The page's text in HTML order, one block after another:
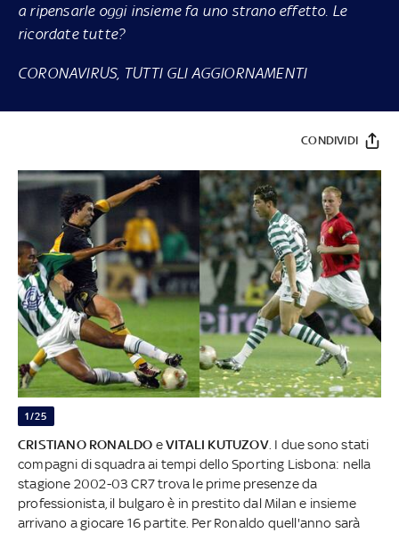
a ripensarle oggi insieme fa uno strano effetto. Le
ricordate tutte?
CORONAVIRUS, TUTTI GLI AGGIORNAMENTI
CONDIVIDI
1/25
CRISTIANO RONALDO eVITALI KUTUZOV. I due sono stati
compagni di squadra ai tempi dello Sporting Lisbona: nella
stagione 2002-03 CR7 trova le prime presenze da
professionista, il bulgaro è in prestito dal Milan e insieme
arrivano a giocare 16 partite. Per Ronaldo quell'anno sarà